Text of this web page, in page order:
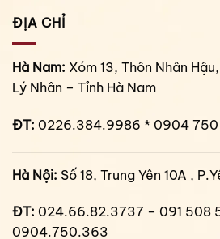
ĐỊA CHỈ
Hà Nam: Xóm 13, Thôn Nhân
Lý Nhân – Tỉnh Hà Nam
ĐT: 0226.384.9986 * 0904
Hà Nội: Số 18, Trung Yên 10A ,
ĐT: 024.66.82.3737 – 091 508
0904.750.363